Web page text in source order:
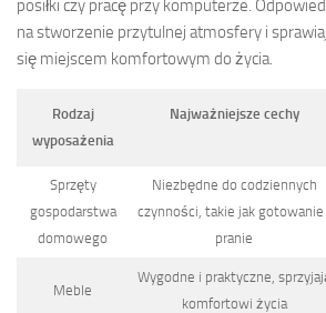
posiłki czy pracę przy komputerze.
na stworzenie przytulnej atmosfery i
się miejscem komfortowym do życia.
Rodzaj
wyposażenia
Najważniejsze cechy
Sprzęty
gospodarstwa
domowego
Niezbędne do codziennych
czynności, takie jak gotowanie
pranie
Meble
Wygodne i praktyczne,
komfortowi życia